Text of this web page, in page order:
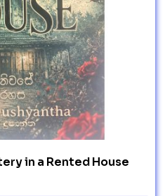
in a Rented House